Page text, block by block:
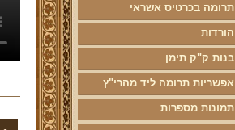
תרומה בכרטיס אשראי
הורדות
בנות ק"ק תימן
אפשריות תרומה ליד מהרי"ץ
תמונות מספרות